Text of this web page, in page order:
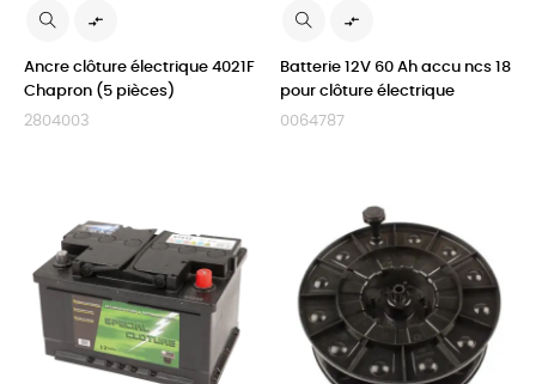

Ancre clôture électrique 4021F
Chapron (5 pièces)
2804003

Batterie 12V 60 Ah accu ncs 18
pour clôture électrique
0064787